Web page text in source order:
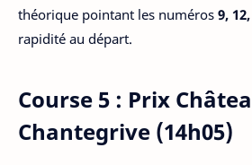
théorique pointant les numéros 9,
rapidité au départ.
Course 5 : Prix
Chantegrive (14h05)